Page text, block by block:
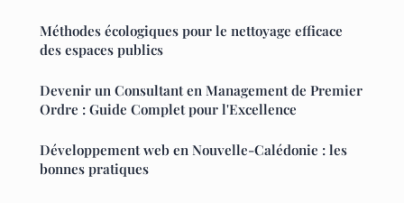
Méthodes écologiques pour le nettoyage efficace
des espaces publics
Devenir un Consultant en Management de Premier
Ordre : Guide Complet pour l'Excellence
Développement web en Nouvelle-Calédonie : les
bonnes pratiques